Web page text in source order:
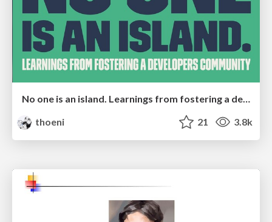
No one is an island. Learnings from fostering a developers community.
thoeni
21 3.8k